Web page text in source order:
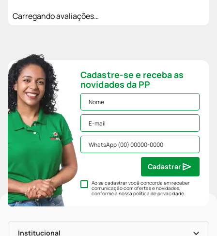
Carregando avaliações…
Cadastre-se e receba as
novidades da PP
Ao se cadastrar você concorda em receber
comunicação com ofertas e novidades,
conforme a nossapolítica de privacidade.
Cadastrar
Institucional